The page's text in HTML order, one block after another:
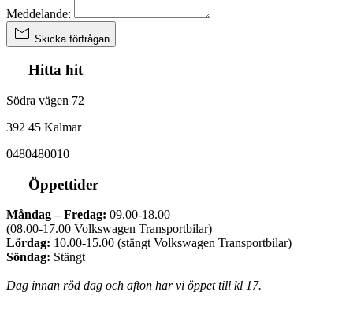
Meddelande:
Skicka förfrågan
Hitta hit
Södra vägen 72
392 45 Kalmar
0480480010
Öppettider
Måndag – Fredag: 09.00-18.00
(08.00-17.00 Volkswagen Transportbilar)
Lördag: 10.00-15.00 (stängt Volkswagen Transportbilar)
Söndag: Stängt
Dag innan röd dag och afton har vi öppet till kl 17.